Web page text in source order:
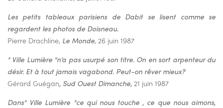
Les petits tableaux parisiens de Dabit se lisent comme se
regardent les photos de Doisneau.
Pierre Drachline, Le Monde, 26 juin 1987
" Ville Lumière "n’a pas usurpé son titre. On en sort arpenteur du
désir. Et à tout jamais vagabond. Peut-on rêver mieux?
Gérard Guégan, Sud Ouest Dimanche, 21 juin 1987
Dans" Ville Lumière "ce qui nous touche , ce que nous aimons,